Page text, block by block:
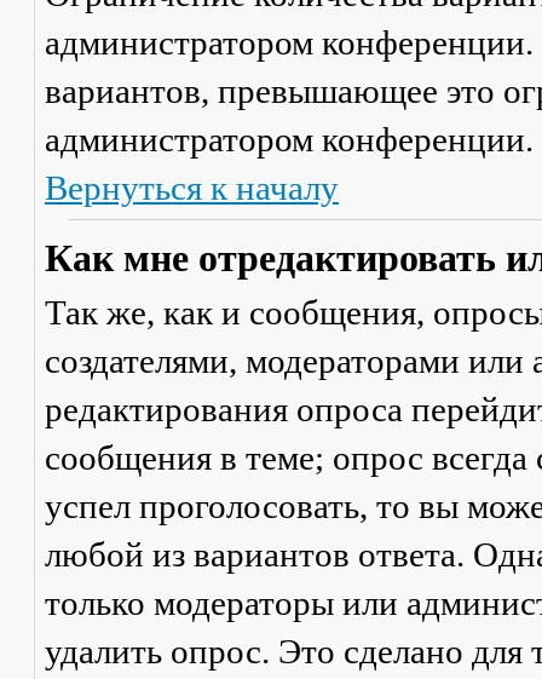
администратором
вариантов, превышающее это
администратором конференции.
Вернуться к началу
Как мне отредактировать
Так же, как и сообщения,
создателями, модераторами
редактирования опроса
сообщения в теме; опрос
успел проголосовать, то вы
любой из вариантов ответа.
только модераторы или
удалить опрос. Это сделано для